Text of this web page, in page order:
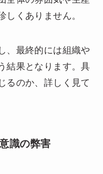
しくありません。
、最終的には組織や
結果となります。具
るのか、詳しく見て
識の弊害